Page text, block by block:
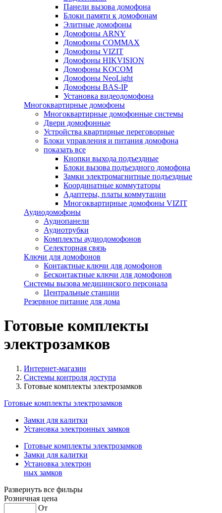
Панели вызова домофона
Блоки памяти к домофонам
Элитные домофоны
Домофоны ARNY
Домофоны COMMAX
Домофоны VIZIT
Домофоны HIKVISION
Домофоны KOCOM
Домофоны NeoLight
Домофоны BAS-IP
Установка видеодомофона
Многоквартирные домофоны
Многоквартирные домофонные системы
Двери домофонные
Устройства квартирные переговорные
Блоки управления и питания домофона
показать все
Кнопки выхода подъездные
Блоки вызова подъездного домофона
Замки электромагнитные подъездные
Координатные коммутаторы
Адаптеры, платы коммутации
Многоквартирные домофоны VIZIT
Аудиодомофоны
Аудиопанели
Аудиотрубки
Комплекты аудиодомофонов
Селекторная связь
Ключи для домофонов
Контактные ключи для домофонов
Бесконтактные ключи для домофонов
Системы вызова медицинского персонала
Центральные станции
Резервное питание для дома
Готовые комплекты
электрозамков
Интернет-магазин
Системы контроля доступа
Готовые комплекты электрозамков
Готовые комплекты электрозамков
Замки для калитки
Установка электронных замков
Готовые комплекты электрозамков
Замки для калитки
Установка электрон
ных замков
Развернуть все фильры
Розничная цена
От